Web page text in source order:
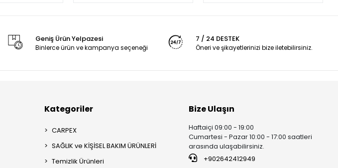
Geniş Ürün Yelpazesi
Binlerce ürün ve kampanya seçeneği
7 / 24 DESTEK
Öneri ve şikayetlerinizi bize iletebilirsiniz.
Kategoriler
CARPEX
SAĞLIK ve KİŞİSEL BAKIM ÜRÜNLERİ
Temizlik Ürünleri
Bize Ulaşın
Haftaiçi 09:00 - 19:00
Cumartesi - Pazar 10:00 - 17:00 saatleri
arasında ulaşabilirsiniz.
+902642412949